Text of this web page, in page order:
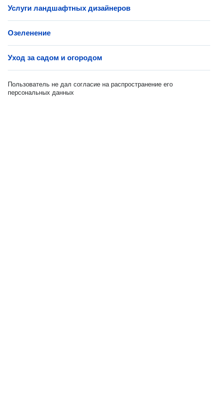
Услуги ландшафтных дизайнеров
Озеленение
Уход за садом и огородом
Пользователь не дал согласие на распространение его
персональных данных